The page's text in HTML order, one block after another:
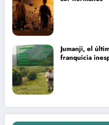
Jumanji, el
franquicia